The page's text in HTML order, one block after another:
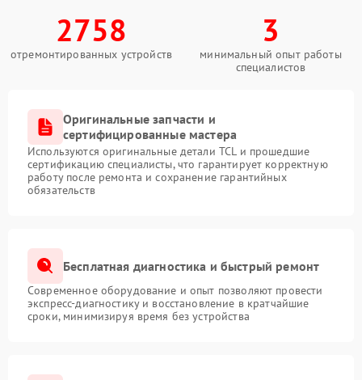
2758
отремонтированных устройств
3
минимальный опыт работы
специалистов
Оригинальные запчасти и
сертифицированные мастера
Используются оригинальные детали TCL и прошедшие
сертификацию специалисты, что гарантирует корректную
работу после ремонта и сохранение гарантийных
обязательств
Бесплатная диагностика и быстрый ремонт
Современное оборудование и опыт позволяют провести
экспресс-диагностику и восстановление в кратчайшие
сроки, минимизируя время без устройства